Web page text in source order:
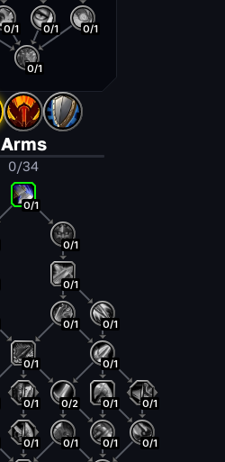
0/1 0/1 0/1
0/1
Arms
0/34
0/1
0/1
0/1
0/1 0/1
0/1 0/1
0/1 0/2 0/1 0/1
0/1 0/1 0/1 0/1